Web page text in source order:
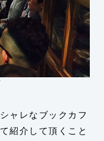
ャレなブックカフ
紹介して頂くこと